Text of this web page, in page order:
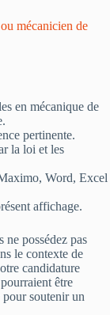
mécanicien de
en mécanique de
pertinente.
la loi et les
Word, Excel
affichage.
ne possédez pas
le contexte de
candidature
être
pour soutenir un